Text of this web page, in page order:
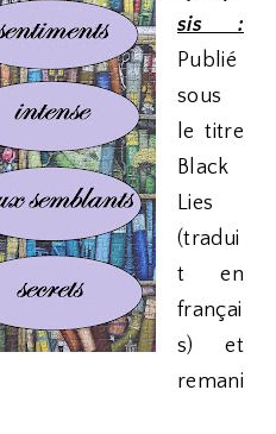
sis :
Publié
sous
le titre
Black
Lies
(tradui
t en
françai
s) et
remani